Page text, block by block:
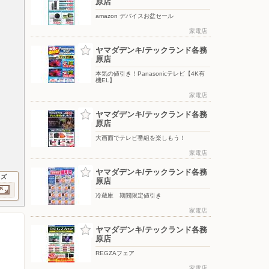
amazon デバイスお盆セール
家電店
ヤマダデンキ/テックランド各務
原店
本気の値引き！Panasonicテレビ【4K有
機EL】
家電店
ヤマダデンキ/テックランド各務
原店
大画面でテレビ番組を楽しもう！
家電店
ヤマダデンキ/テックランド各務
原店
冷蔵庫 期間限定値引き
家電店
ヤマダデンキ/テックランド各務
原店
REGZAフェア